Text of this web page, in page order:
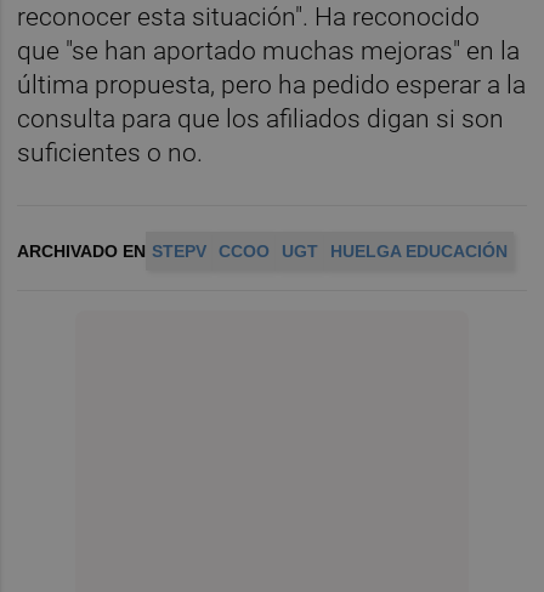
reconocer esta situación". Ha reconocido
que "se han aportado muchas mejoras" en la
última propuesta, pero ha pedido esperar a la
consulta para que los afiliados digan si son
suficientes o no.
ARCHIVADO EN STEPV CCOO UGT HUELGA EDUCACIÓN